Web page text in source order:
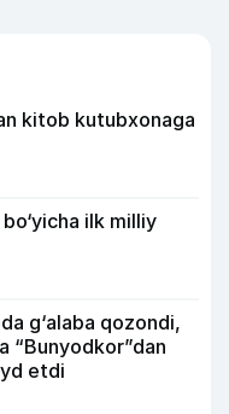
kitob kutubxonaga
ilk milliy
g‘alaba qozondi,
“Bunyodkor”dan
etdi